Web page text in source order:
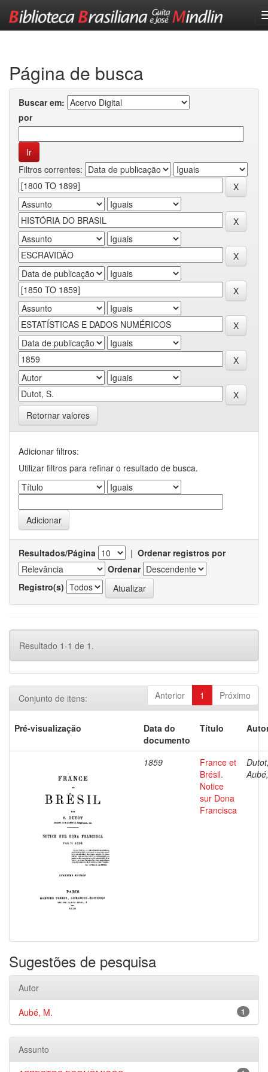
Página de busca
Buscar em:
por
Filtros correntes:
Retornar valores
Adicionar filtros:
Utilizar filtros para refinar o resultado de busca.
Resultados/Página | Ordenar registros por
Ordenar
Registro(s)
Resultado 1-1 de 1.
Anterior 1 Próximo
Conjunto de itens:
Pré-visualização
Data do
documento
Título
1859
France et
Brésil.
Notice
sur Dona
Francisca
Sugestões de pesquisa
Autor
1
Aubé, M.
Assunto